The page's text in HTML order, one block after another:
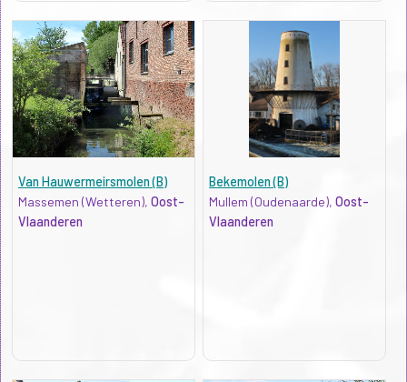
Van Hauwermeirsmolen (B)
Massemen (Wetteren), Oost-
Vlaanderen
Bekemolen (B)
Mullem (Oudenaarde),Oost-
Vlaanderen